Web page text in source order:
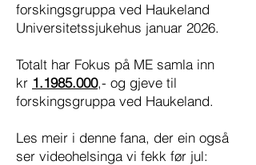
forskingsgruppa ved Haukeland
Universitetssjukehus januar 2026.
Totalt har Fokus på ME samla inn
kr 1.1985.000,- og gjeve til
forskingsgruppa ved Haukeland.
Les meir i denne fana, der ein også
ser videohelsinga vi fekk før jul: